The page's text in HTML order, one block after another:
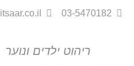
03-5470182
ריהוט ילדים ונוער